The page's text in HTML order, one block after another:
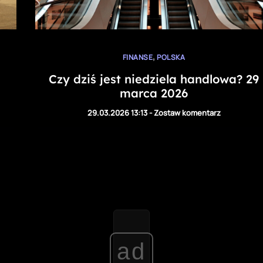
FINANSE,POLSKA
Czy dziś jest niedziela handlowa? 29
marca 2026
29.03.2026 13:13-Zostaw komentarz
ad